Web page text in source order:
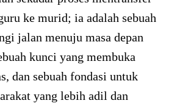
ke murid; ia adalah sebuah
jalan menuju masa depan
kunci yang membuka
dan sebuah fondasi untuk
yang lebih adil dan